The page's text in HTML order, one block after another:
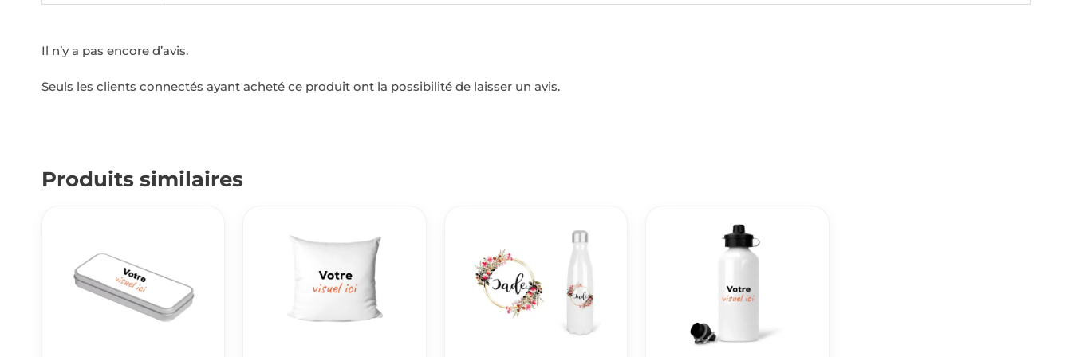
Il n’y a pas encore d’avis.
Seuls les clients connectés ayant acheté ce produit ont la possibilité de laisser un avis.
Produits similaires